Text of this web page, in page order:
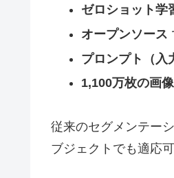
ゼロショット学
オープンソース
プロンプト（入
1,100万枚の画
従来のセグメンテー
ブジェクトでも適応